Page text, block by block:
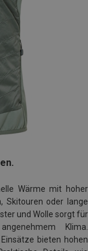
Wärme mit hoher
Skitouren oder lange
und Wolle sorgt für
Klima.
bieten hohen